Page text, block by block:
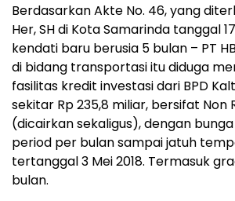
Berdasarkan Akte No. 46, yang
Her, SH di Kota Samarinda tanggal
kendati baru berusia 5 bulan – PT
di bidang transportasi itu diduga
fasilitas kredit investasi dari BPD
sekitar Rp 235,8 miliar, bersifat Non
(dicairkan sekaligus), dengan bunga
period per bulan sampai jatuh
tertanggal 3 Mei 2018. Termasuk
bulan.